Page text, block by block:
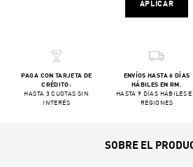
APLICAR
PAGA CON TARJETA DE
CRÉDITO:
HASTA 3 CUOTAS SIN
INTERÉS
ENVÍOS HASTA 6 DÍAS
HÁBILES EN RM.
HASTA 9 DÍAS HÁBILES
REGIONES
SOBRE EL